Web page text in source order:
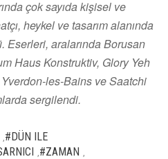
çok sayıda kişisel ve
heykel ve tasarım alanında
Eserleri, aralarında Borusan
Haus Konstruktiv, Glory Yeh
les-Bains ve Saatchi
sergilendi.
#DÜN ILE
#ZAMAN